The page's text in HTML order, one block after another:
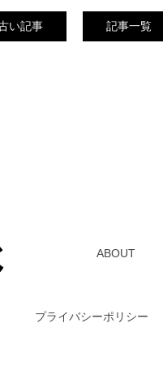
い記事 記事一覧
ABOUT
プライバシーポリシー